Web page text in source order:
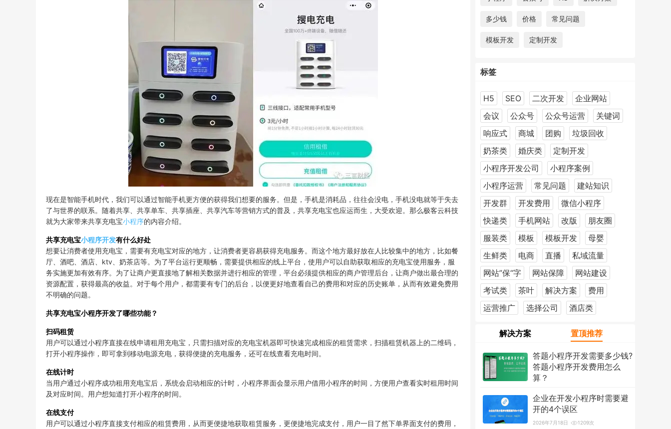
现在是智能手机时代，我们可以通过智能手机更方便的获得我们想要的服务。但是，手机是消耗品，往往会没电，手机没电就等于失去
了与世界的联系。随着共享、共享单车、共享插座、共享汽车等营销方式的普及，共享充电宝也应运而生，大受欢迎。那么极客云科技
就为大家带来共享充电宝小程序的内容介绍。
共享充电宝小程序开发有什么好处
想要让消费者使用充电宝，需要有充电宝对应的地方，让消费者更容易获得充电服务。而这个地方最好放在人比较集中的地方，比如餐
厅、酒吧、酒店、ktv、奶茶店等。为了平台运行更顺畅，需要提供相应的线上平台，使用户可以自助获取相应的充电宝使用服务，服
务实施更加有效有序。为了让商户更直接地了解相关数据并进行相应的管理，平台必须提供相应的商户管理后台，让商户做出最合理的
资源配置，获得最高的收益。对于每个用户，都需要有专门的后台，以便更好地查看自己的费用和对应的历史账单，从而有效避免费用
不明确的问题。
共享充电宝小程序开发了哪些功能？
扫码租赁
用户可以通过小程序直接在线申请租用充电宝，只需扫描对应的充电宝机器即可快速完成相应的租赁需求，扫描租赁机器上的二维码，
打开小程序操作，即可拿到移动电源充电，获得便捷的充电服务，还可在线查看充电时间。
在线计时
当用户通过小程序成功租用充电宝后，系统会启动相应的计时，小程序界面会显示用户借用小程序的时间，方便用户查看实时租用时间
及对应时间。用户想知道打开小程序的时间。
在线支付
用户可以通过小程序直接支付相应的租赁费用，从而更便捷地获取租赁服务，更便捷地完成支付，用户一目了然下单界面支付的费用，
多少钱 价格 常见问题
模板开发 定制开发
标签
H5 SEO 二次开发
企业网站
会议
公众号 公众号运营
关键词
响应式
商城 团购
垃圾回收
奶茶类
婚庆类
定制开发
小程序开发公司
小程序案例
小程序运营
常见问题
建站知识
开发群
开发费用
微信小程序
快递类
手机网站 改版
朋友圈
服装类
模板 模板开发
母婴
生鲜类
电商 直播
私域流量
网站”保“字
网站保障
网站建设
考试类
茶叶 解决方案
费用
运营推广
选择公司 酒店类
解决方案 置顶推荐
答题小程序开发需要多少钱?
答题小程序开发费用怎么
算？
企业在开发小程序时需要避
开的4个误区
2026年7月18日 1209次